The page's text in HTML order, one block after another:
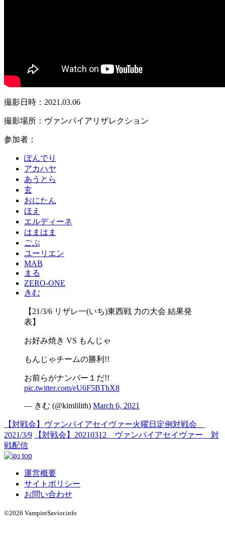
撮影日時：2021.03.06
撮影場所：ヴァンパイアリザレクション
参加者：
ぽんでり
アカハヤ
あうとら
玄
おにたん
ほえ
エルディーネ
はまはま
ごぶ
ユーリエン
MAB
まる
ZERO-ONE
きむ
【21/3/6 リザレ一(いち)東西戦 力の大会 結果発
表】
お好み焼き VS もんじゃ
もんじゃチームの勝利!!
お前らがナンバー１だ!!
pic.twitter.com/eU6F5BThX8
— きむ (@kimlilith) March 6, 2021
【対戦会】ヴァンパイアセイヴァー火曜日定例対戦会
2021/3/9
【対戦会】20210312 ヴァンパイアセイヴァー 対
戦配信
運営概要
サイトポリシー
お問い合わせ
©2026 VampireSavior.info